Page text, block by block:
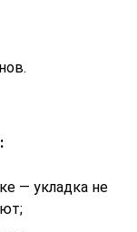
— укладка не